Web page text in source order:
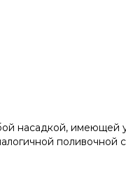
насадкой, имеющей
поливочной